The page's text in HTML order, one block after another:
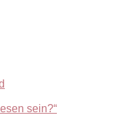
sein?“